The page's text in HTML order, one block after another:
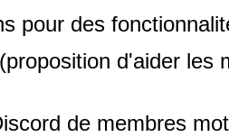
pour des
d'aider les
de membres